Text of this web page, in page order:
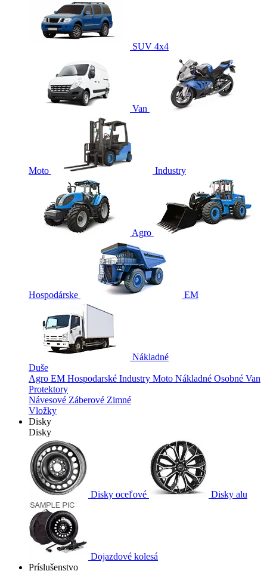
SUV 4x4
Van
Moto Industry
Agro
Hospodárske EM
Nákladné
Duše
Agro EM Hospodarské Industry Moto Nákladné Osobné Van
Protektory
Návesové Záberové Zimné
Vložky
Disky
Disky
Disky oceľové Disky alu
Dojazdové kolesá
Príslušenstvo